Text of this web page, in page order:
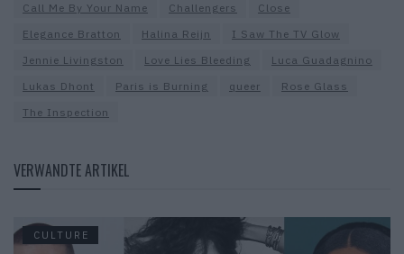
Call Me By Your Name
Challengers
Close
Elegance Bratton
Halina Reijn
I Saw The TV Glow
Jennie Livingston
Love Lies Bleeding
Luca Guadagnino
Lukas Dhont
Paris is Burning queer
Rose Glass
The Inspection
VERWANDTE ARTIKEL
CULTURE